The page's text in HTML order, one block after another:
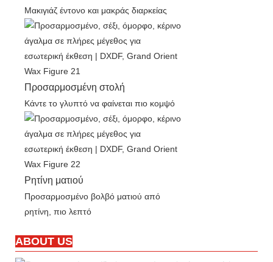
Μακιγιάζ έντονο και μακράς διαρκείας
Προσαρμοσμένη στολή
Κάντε το γλυπτό να φαίνεται πιο κομψό
Ρητίνη ματιού
Προσαρμοσμένο βολβό ματιού από
ρητίνη, πιο λεπτό
ABOUT US